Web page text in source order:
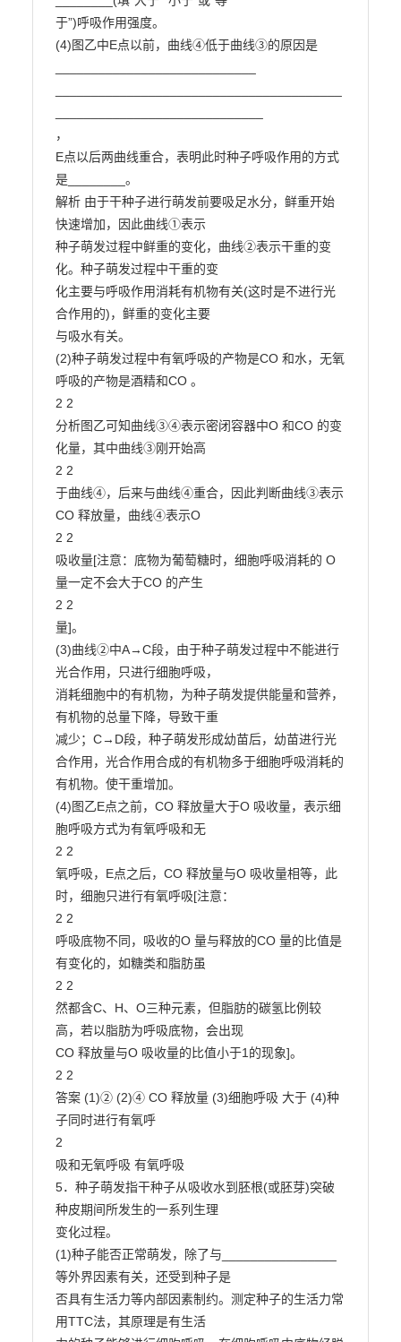
于”)呼吸作用强度。
(4)图乙中E点以前，曲线④低于曲线③的原因是
，
E点以后两曲线重合，表明此时种子呼吸作用的方式
是________。
解析 由于干种子进行萌发前要吸足水分，鲜重开始
快速增加，因此曲线①表示
种子萌发过程中鲜重的变化，曲线②表示干重的变
化。种子萌发过程中干重的变
化主要与呼吸作用消耗有机物有关(这时是不进行光
合作用的)，鲜重的变化主要
与吸水有关。
(2)种子萌发过程中有氧呼吸的产物是CO 和水，无氧
呼吸的产物是酒精和CO 。
2 2
分析图乙可知曲线③④表示密闭容器中O 和CO 的变
化量，其中曲线③刚开始高
2 2
于曲线④，后来与曲线④重合，因此判断曲线③表示
CO 释放量，曲线④表示O
2 2
吸收量[注意：底物为葡萄糖时，细胞呼吸消耗的 O
量一定不会大于CO 的产生
2 2
量]。
(3)曲线②中A→C段，由于种子萌发过程中不能进行
光合作用，只进行细胞呼吸，
消耗细胞中的有机物，为种子萌发提供能量和营养，
有机物的总量下降，导致干重
减少；C→D段，种子萌发形成幼苗后，幼苗进行光
合作用，光合作用合成的有机物多于细胞呼吸消耗的
有机物。使干重增加。
(4)图乙E点之前，CO 释放量大于O 吸收量，表示细
胞呼吸方式为有氧呼吸和无
2 2
氧呼吸，E点之后，CO 释放量与O 吸收量相等，此
时，细胞只进行有氧呼吸[注意：
2 2
呼吸底物不同，吸收的O 量与释放的CO 量的比值是
有变化的，如糖类和脂肪虽
2 2
然都含C、H、O三种元素，但脂肪的碳氢比例较
高，若以脂肪为呼吸底物，会出现
CO 释放量与O 吸收量的比值小于1的现象]。
2 2
答案 (1)② (2)④ CO 释放量 (3)细胞呼吸 大于 (4)种
子同时进行有氧呼
2
吸和无氧呼吸 有氧呼吸
5．种子萌发指干种子从吸收水到胚根(或胚芽)突破
种皮期间所发生的一系列生理
变化过程。
(1)种子能否正常萌发，除了与________________
等外界因素有关，还受到种子是
否具有生活力等内部因素制约。测定种子的生活力常
用TTC法，其原理是有生活